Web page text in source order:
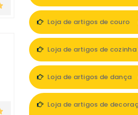
Loja de artigos de couro
Loja de artigos de cozinha
Loja de artigos de dança
Loja de artigos de